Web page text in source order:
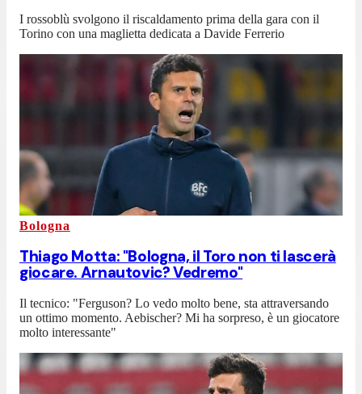
I rossoblù svolgono il riscaldamento prima della gara con il
Torino con una maglietta dedicata a Davide Ferrerio
Bologna
Thiago Motta: "Bologna, il Toro non ti lascerà
giocare. Arnautovic? Vedremo"
Il tecnico: "Ferguson? Lo vedo molto bene, sta attraversando
un ottimo momento. Aebischer? Mi ha sorpreso, è un giocatore
molto interessante"